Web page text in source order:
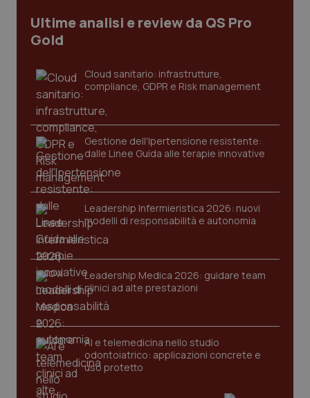
Ultime analisi e review da QS Pro
Gold
Cloud sanitario: infrastrutture,
compliance, GDPR e Risk management
Gestione dell'Ipertensione resistente:
dalle Linee Guida alle terapie innovative
Leadership Infermieristica 2026: nuovi
modelli di responsabilità e autonomia
Leadership Medica 2026: guidare team
clinici ad alte prestazioni
AI e telemedicina nello studio
odontoiatrico: applicazioni concrete e
uso protetto
www.quotidianosanita.it
tracking-sites-ironfish-